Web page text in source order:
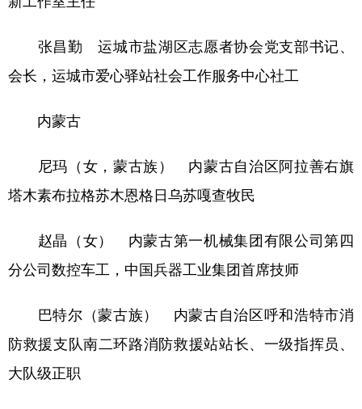
张昌勤 运城市盐湖区志愿者协会党支部书记、
会长，运城市爱心驿站社会工作服务中心社工
内蒙古
尼玛（女，蒙古族） 内蒙古自治区阿拉善右旗
塔木素布拉格苏木恩格日乌苏嘎查牧民
赵晶（女） 内蒙古第一机械集团有限公司第四
分公司数控车工，中国兵器工业集团首席技师
巴特尔（蒙古族） 内蒙古自治区呼和浩特市消
防救援支队南二环路消防救援站站长、一级指挥员、
大队级正职